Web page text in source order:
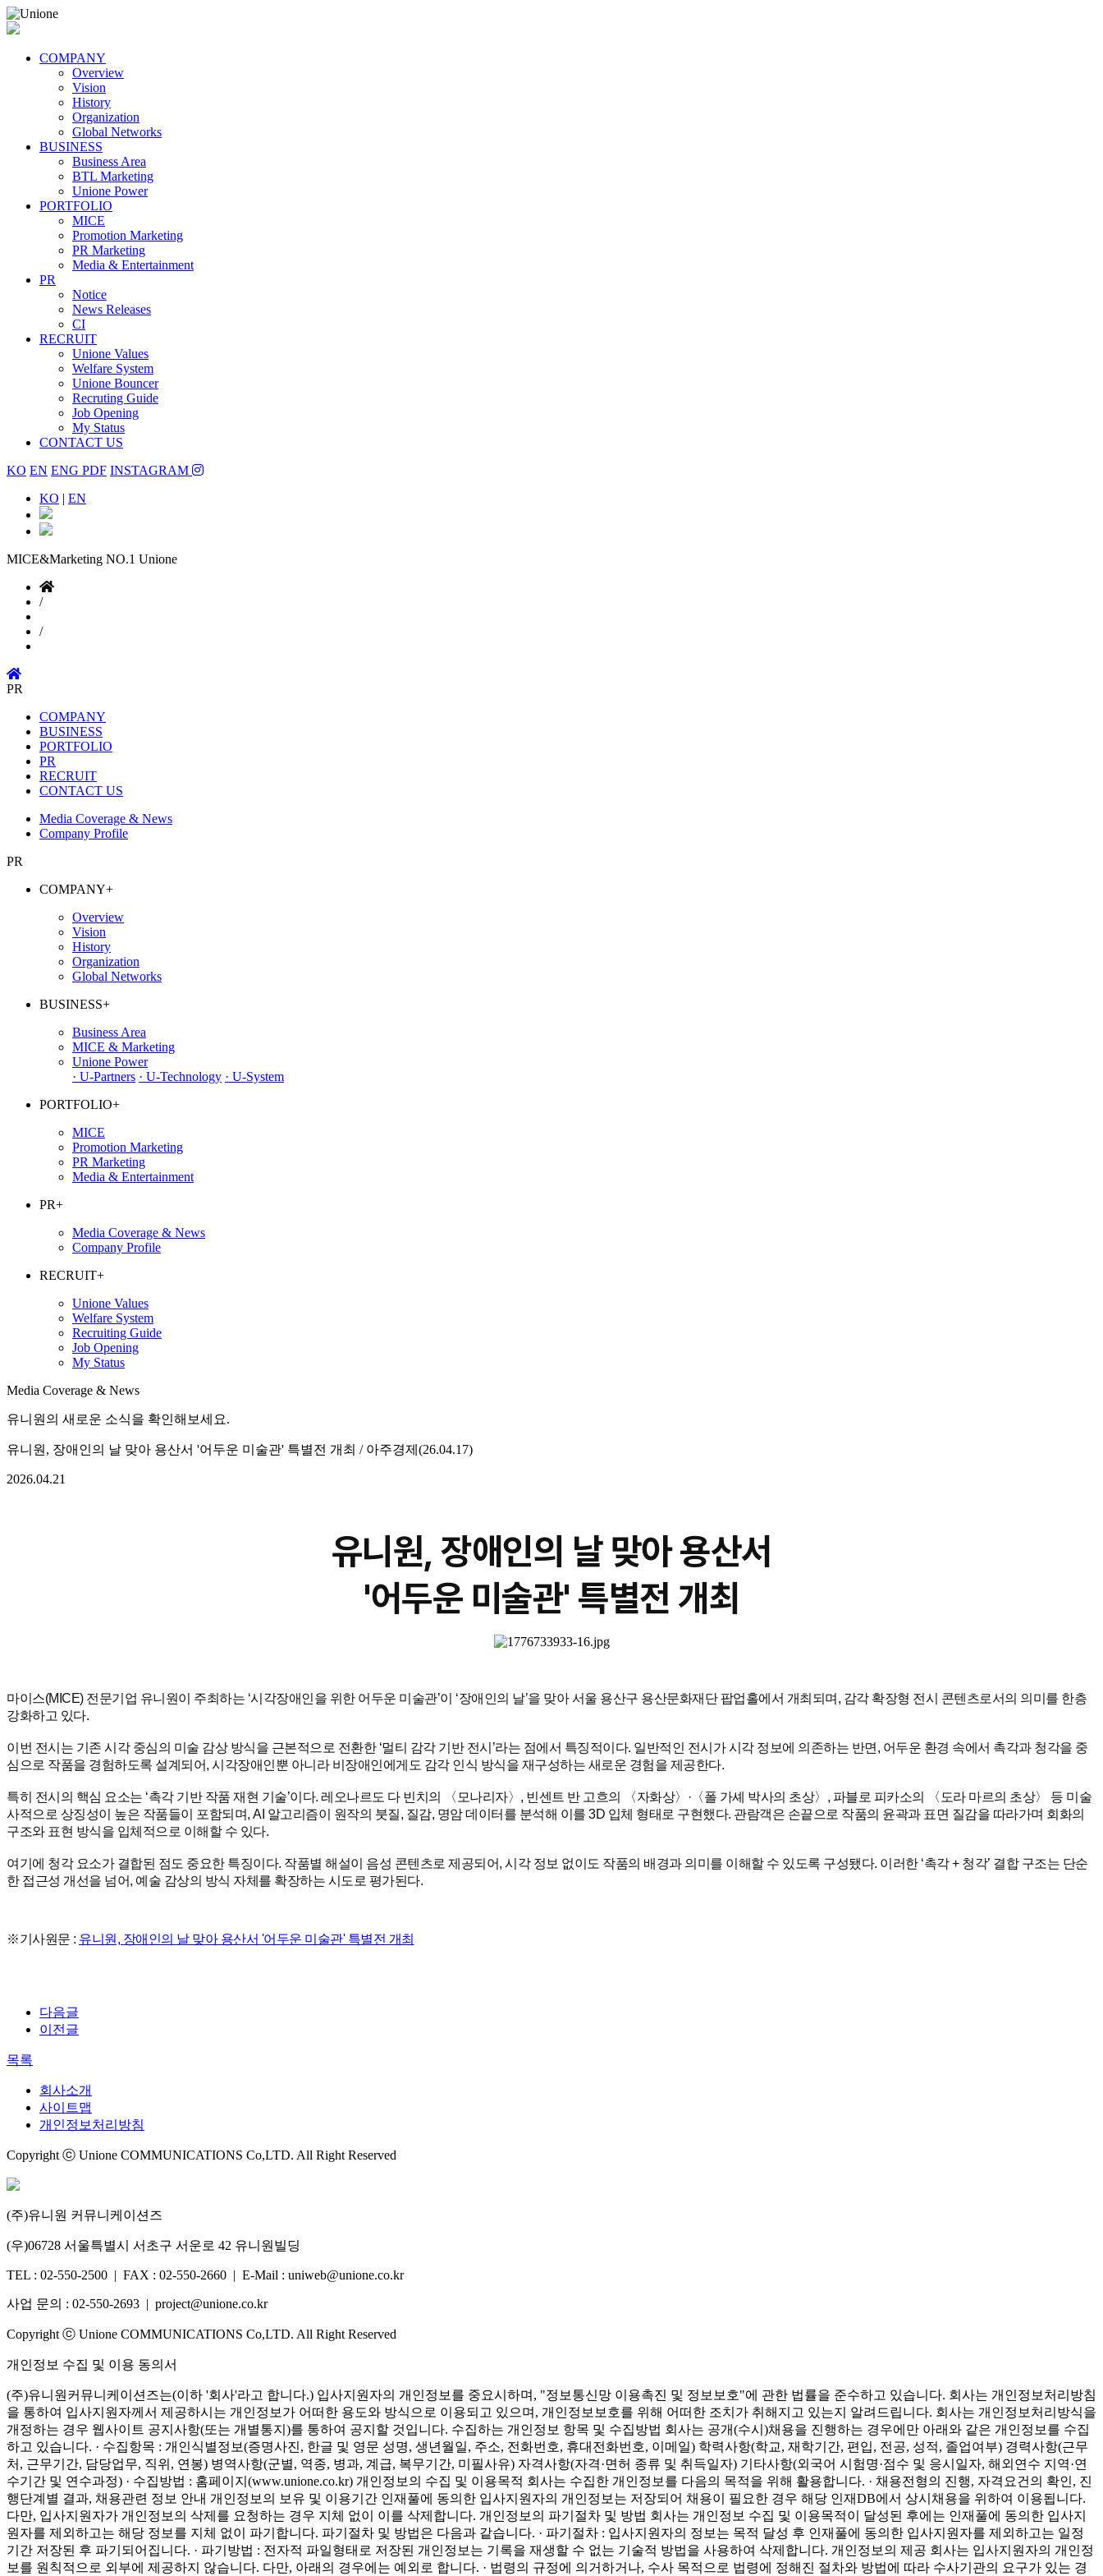
COMPANY
Overview
Vision
History
Organization
Global Networks
BUSINESS
Business Area
BTL Marketing
Unione Power
PORTFOLIO
MICE
Promotion Marketing
PR Marketing
Media & Entertainment
PR
Notice
News Releases
CI
RECRUIT
Unione Values
Welfare System
Unione Bouncer
Recruting Guide
Job Opening
My Status
CONTACT US
KO EN ENG PDF INSTAGRAM
KO | EN
MICE&Marketing NO.1 Unione
/
/
PR
COMPANY
BUSINESS
PORTFOLIO
PR
RECRUIT
CONTACT US
Media Coverage & News
Company Profile
PR
COMPANY+
Overview
Vision
History
Organization
Global Networks
BUSINESS+
Business Area
MICE & Marketing
Unione Power
· U-Partners · U-Technology · U-System
PORTFOLIO+
MICE
Promotion Marketing
PR Marketing
Media & Entertainment
PR+
Media Coverage & News
Company Profile
RECRUIT+
Unione Values
Welfare System
Recruiting Guide
Job Opening
My Status
Media Coverage & News
유니원의 새로운 소식을 확인해보세요.
유니원, 장애인의 날 맞아 용산서 '어두운 미술관' 특별전 개최 / 아주경제(26.04.17)
2026.04.21
유니원, 장애인의 날 맞아 용산서
'어두운 미술관' 특별전 개최
마이스(MICE) 전문기업 유니원이 주최하는 ‘시각장애인을 위한 어두운 미술관’이 ‘장애인의 날’을 맞아 서울 용산구 용산문화재단 팝업홀에서 개최되며, 감각 확장형 전시 콘텐츠로서의 의미를 한층
강화하고 있다.
이번 전시는 기존 시각 중심의 미술 감상 방식을 근본적으로 전환한 ‘멀티 감각 기반 전시’라는 점에서 특징적이다. 일반적인 전시가 시각 정보에 의존하는 반면, 어두운 환경 속에서 촉각과 청각을 중
심으로 작품을 경험하도록 설계되어, 시각장애인뿐 아니라 비장애인에게도 감각 인식 방식을 재구성하는 새로운 경험을 제공한다.
특히 전시의 핵심 요소는 ‘촉각 기반 작품 재현 기술’이다. 레오나르도 다 빈치의 〈모나리자〉, 빈센트 반 고흐의 〈자화상〉·〈폴 가셰 박사의 초상〉, 파블로 피카소의 〈도라 마르의 초상〉 등 미술
사적으로 상징성이 높은 작품들이 포함되며, AI 알고리즘이 원작의 붓질, 질감, 명암 데이터를 분석해 이를 3D 입체 형태로 구현했다. 관람객은 손끝으로 작품의 윤곽과 표면 질감을 따라가며 회화의
구조와 표현 방식을 입체적으로 이해할 수 있다.
여기에 청각 요소가 결합된 점도 중요한 특징이다. 작품별 해설이 음성 콘텐츠로 제공되어, 시각 정보 없이도 작품의 배경과 의미를 이해할 수 있도록 구성됐다. 이러한 ‘촉각 + 청각’ 결합 구조는 단순
한 접근성 개선을 넘어, 예술 감상의 방식 자체를 확장하는 시도로 평가된다.
※기사원문 : 유니원, 장애인의 날 맞아 용산서 '어두운 미술관' 특별전 개최
다음글
이전글
목록
회사소개
사이트맵
개인정보처리방침
Copyright ⓒ Unione COMMUNICATIONS Co,LTD. All Right Reserved
(주)유니원 커뮤니케이션즈
(우)06728 서울특별시 서초구 서운로 42 유니원빌딩
TEL : 02-550-2500 | FAX : 02-550-2660 | E-Mail : uniweb@unione.co.kr
사업 문의 : 02-550-2693 | project@unione.co.kr
Copyright ⓒ Unione COMMUNICATIONS Co,LTD. All Right Reserved
개인정보 수집 및 이용 동의서
(주)유니원커뮤니케이션즈는(이하 '회사'라고 합니다.) 입사지원자의 개인정보를 중요시하며, "정보통신망 이용촉진 및 정보보호"에 관한 법률을 준수하고 있습니다. 회사는 개인정보처리방침
을 통하여 입사지원자께서 제공하시는 개인정보가 어떠한 용도와 방식으로 이용되고 있으며, 개인정보보호를 위해 어떠한 조치가 취해지고 있는지 알려드립니다. 회사는 개인정보처리방식을
개정하는 경우 웹사이트 공지사항(또는 개별통지)를 통하여 공지할 것입니다. 수집하는 개인정보 항목 및 수집방법 회사는 공개(수시)채용을 진행하는 경우에만 아래와 같은 개인정보를 수집
하고 있습니다. · 수집항목 : 개인식별정보(증명사진, 한글 및 영문 성명, 생년월일, 주소, 전화번호, 휴대전화번호, 이메일) 학력사항(학교, 재학기간, 편입, 전공, 성적, 졸업여부) 경력사항(근무
처, 근무기간, 담당업무, 직위, 연봉) 병역사항(군별, 역종, 병과, 계급, 복무기간, 미필사유) 자격사항(자격·면허 종류 및 취득일자) 기타사항(외국어 시험명·점수 및 응시일자, 해외연수 지역·연
수기간 및 연수과정) · 수집방법 : 홈페이지(www.unione.co.kr) 개인정보의 수집 및 이용목적 회사는 수집한 개인정보를 다음의 목적을 위해 활용합니다. · 채용전형의 진행, 자격요건의 확인, 진
행단계별 결과, 채용관련 정보 안내 개인정보의 보유 및 이용기간 인재풀에 동의한 입사지원자의 개인정보는 저장되어 채용이 필요한 경우 해당 인재DB에서 상시채용을 위하여 이용됩니다.
다만, 입사지원자가 개인정보의 삭제를 요청하는 경우 지체 없이 이를 삭제합니다. 개인정보의 파기절차 및 방법 회사는 개인정보 수집 및 이용목적이 달성된 후에는 인재풀에 동의한 입사지
원자를 제외하고는 해당 정보를 지체 없이 파기합니다. 파기절차 및 방법은 다음과 같습니다. · 파기절차 : 입사지원자의 정보는 목적 달성 후 인재풀에 동의한 입사지원자를 제외하고는 일정
기간 저장된 후 파기되어집니다. · 파기방법 : 전자적 파일형태로 저장된 개인정보는 기록을 재생할 수 없는 기술적 방법을 사용하여 삭제합니다. 개인정보의 제공 회사는 입사지원자의 개인정
보를 원칙적으로 외부에 제공하지 않습니다. 다만, 아래의 경우에는 예외로 합니다. · 법령의 규정에 의거하거나, 수사 목적으로 법령에 정해진 절차와 방법에 따라 수사기관의 요구가 있는 경